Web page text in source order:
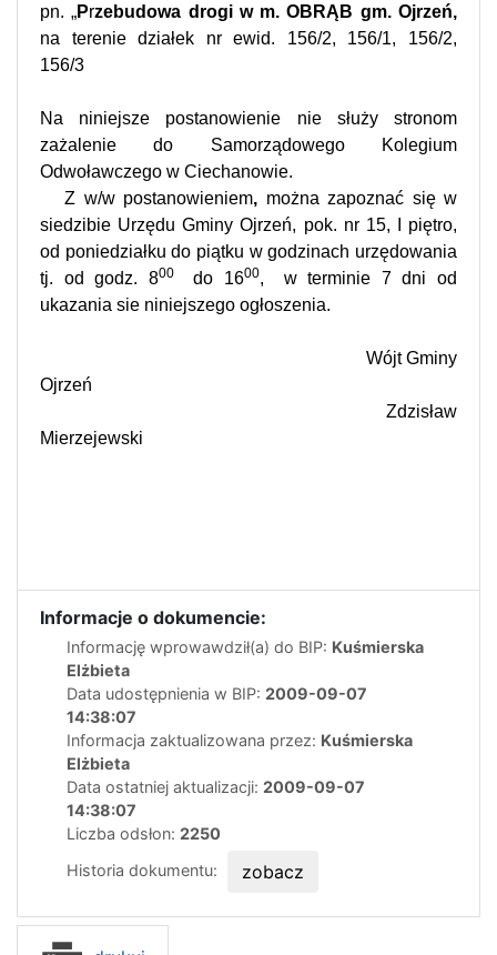
pn. „Przebudowa drogi w m. OBRĄB gm. Ojrzeń,
na terenie działek nr ewid. 156/2, 156/1, 156/2,
156/3
Na niniejsze postanowienie nie służy stronom
zażalenie do Samorządowego Kolegium
Odwoławczego w Ciechanowie.
Z w/w postanowieniem, można zapoznać się w
siedzibie Urzędu Gminy Ojrzeń, pok. nr 15, I piętro,
od poniedziałku do piątku w godzinach urzędowania
tj. od godz. 800 do 1600,
w terminie 7 dni od
ukazania sie niniejszego ogłoszenia.
Wójt Gminy
Ojrzeń
Zdzisław
Mierzejewski
Informacje o dokumencie:
Informację wprowawdził(a) do BIP: Kuśmierska
Elżbieta
Data udostępnienia w BIP: 2009-09-07
14:38:07
Informacja zaktualizowana przez: Kuśmierska
Elżbieta
Data ostatniej aktualizacji: 2009-09-07
14:38:07
Liczba odsłon: 2250
Historia dokumentu:
zobacz